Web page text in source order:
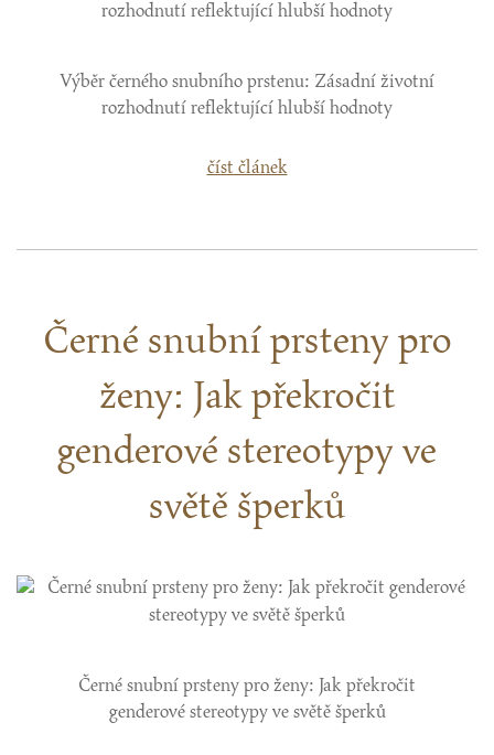
Výběr černého snubního prstenu: Zásadní životní
rozhodnutí reflektující hlubší hodnoty
číst článek
Černé snubní prsteny pro
ženy: Jak překročit
genderové stereotypy ve
světě šperků
Černé snubní prsteny pro ženy: Jak překročit
genderové stereotypy ve světě šperků